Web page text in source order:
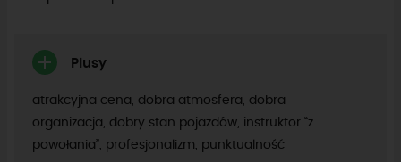
Plusy
atrakcyjna cena, dobra atmosfera, dobra
organizacja, dobry stan pojazdów, instruktor “z
powołania”, profesjonalizm, punktualność